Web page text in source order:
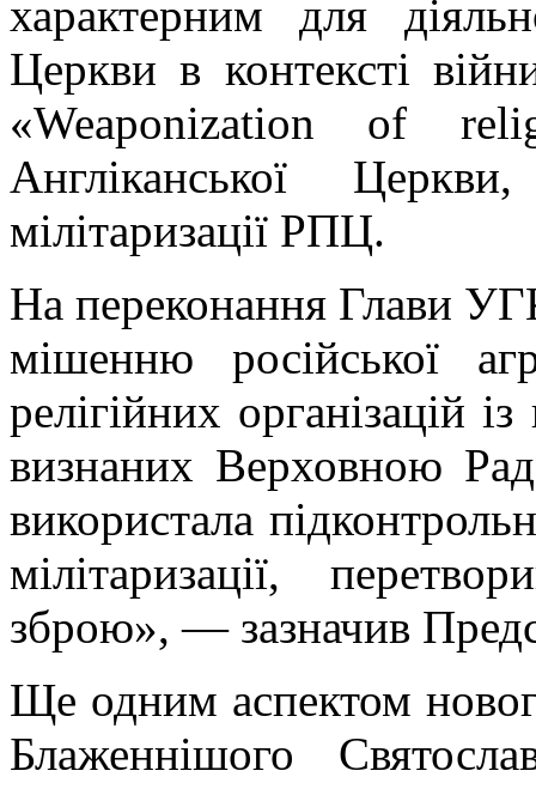
характерним для
Церкви в контексті
«Weaponization of
Англіканської
мілітаризації РПЦ.
На переконання Глави
мішенню російської
релігійних організацій
визнаних Верховною
використала
мілітаризації,
зброю», — зазначив
Ще одним аспектом
Блаженнішого